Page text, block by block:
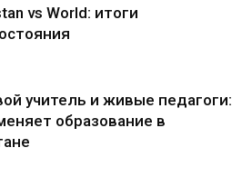
vs World: итоги
учитель и живые педагоги:
образование в